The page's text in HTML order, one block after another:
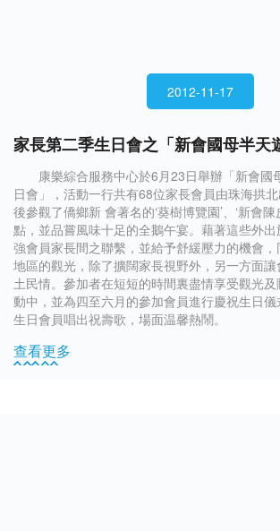
2012-11-17
家長第二季生日會之「新會國母半天
康樂綜合服務中心於6月23日舉辦「新會國
日會」，活動一行共有68位家長會員由珠海拱
後參觀了僑鄉新 會著名的‘葵樹博覽園’、‘新會陳
點，並品嘗風味十足的全鵝午宴。藉著這些外
強會員家長間之聯繫，並給予舒緩壓力的機會
地區的觀光，除了擴闊家長視野外，另一方面
土民情。參加者在短短的時間裏盡情享受觀光
動中，並為四至六月的參加會員進行慶祝生日
生日會員唱出祝壽歌，場面温馨熱鬧。
查看更多